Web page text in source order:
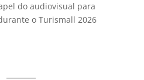
do audiovisual para
o Turismall 2026